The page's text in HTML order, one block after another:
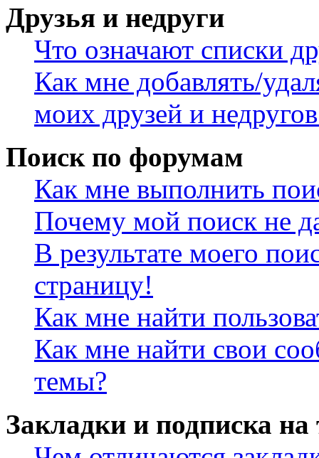
Друзья и недруги
Что означают списки
Как мне добавлять/
моих друзей и
Поиск по форумам
Как мне выполнить
Почему мой поиск не
В результате моего
страницу!
Как мне найти
Как мне найти свои
темы?
Закладки и подписка